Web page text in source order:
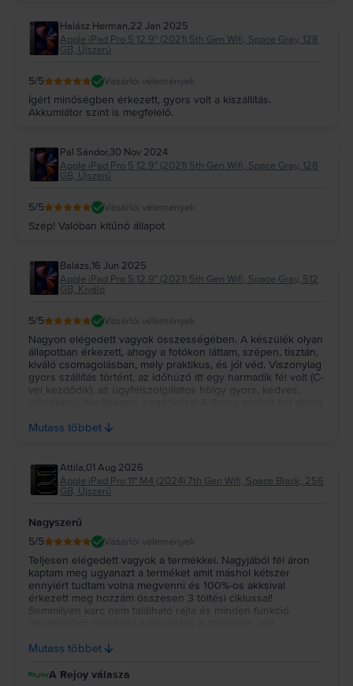
Halász Herman,22 Jan 2025
Apple iPad Pro 5 12.9" (2021) 5th Gen Wifi, Space Gray, 128
GB, Újszerű
5/5 Vásárlói vélemények
Ígért minőségben érkezett, gyors volt a kiszállítás.
Akkumlátor szint is megfelelő.
Pál Sándor,30 Nov 2024
Apple iPad Pro 5 12.9" (2021) 5th Gen Wifi, Space Gray, 128
GB, Újszerű
5/5 Vásárlói vélemények
Szép! Valóban kitűnő állapot
Balázs,16 Jun 2025
Apple iPad Pro 5 12.9" (2021) 5th Gen Wifi, Space Gray, 512
GB, Kiváló
5/5 Vásárlói vélemények
Nagyon elégedett vagyok összességében. A készülék olyan
állapotban érkezett, ahogy a fotókon láttam, szépen, tisztán,
kiváló csomagolásban, mely praktikus, és jól véd. Viszonylag
gyors szállítás történt, az időhúzó itt egy harmadik fél volt (C-
vel kezdődik), az ügyfélszolgálatos hölgy gyors, kedves,
Köszi, Rejoy!!!
Mutass többet
Attila,01 Aug 2026
Apple iPad Pro 11" M4 (2024) 7th Gen Wifi, Space Black, 256
GB, Újszerű
Nagyszerű
5/5 Vásárlói vélemények
Teljesen elégedett vagyok a termékkel. Nagyjából fél áron
kaptam meg ugyanazt a terméket amit máshol kétszer
ennyiért tudtam volna megvenni és 100%-os akksival
érkezett meg hozzám összesen 3 töltési ciklussal!
Semmilyen karc nem található rajta és minden funkció
tudom ajánlani!
Mutass többet
A Rejoy válasza